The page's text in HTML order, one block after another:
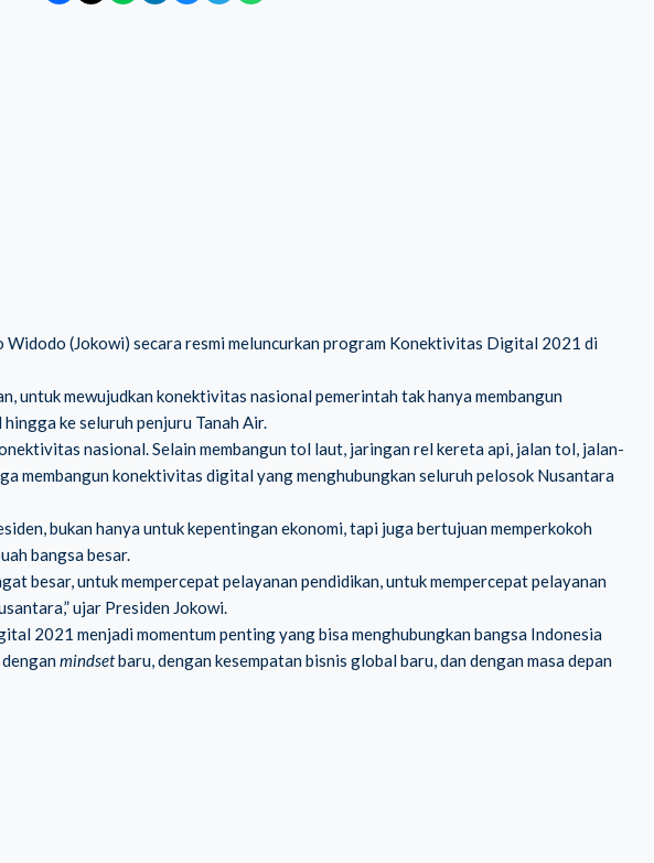
Widodo (Jokowi) secara resmi meluncurkan program Konektivitas Digital 2021 di
untuk mewujudkan konektivitas nasional pemerintah tak hanya membangun
ke seluruh penjuru Tanah Air.
nasional. Selain membangun tol laut, jaringan rel kereta api, jalan tol, jalan-
membangun konektivitas digital yang menghubungkan seluruh pelosok Nusantara
bukan hanya untuk kepentingan ekonomi, tapi juga bertujuan memperkokoh
bangsa besar.
besar, untuk mempercepat pelayanan pendidikan, untuk mempercepat pelayanan
ujar Presiden Jokowi.
2021 menjadi momentum penting yang bisa menghubungkan bangsa Indonesia
mindsetbaru, dengan kesempatan bisnis global baru, dan dengan masa depan